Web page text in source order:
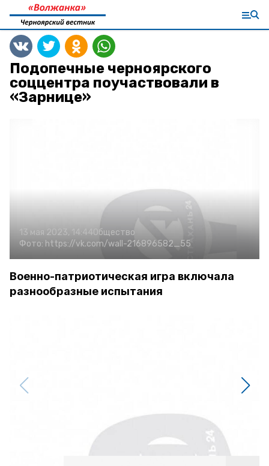
Подопечные черноярского
соццентра поучаствовали в
«Зарнице»
13 мая 2023, 14:44Общество
Фото: https://vk.com/wall-216896582_55
Военно-патриотическая игра включала
разнообразные испытания